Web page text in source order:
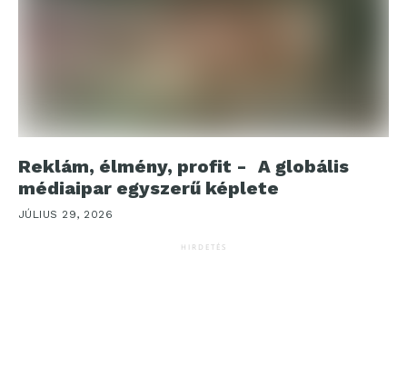
Reklám, élmény, profit - A globális
médiaipar egyszerű képlete
JÚLIUS 29, 2026
HIRDETÉS